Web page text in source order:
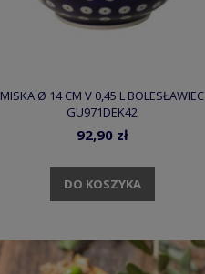
MISKA Ø 14 CM V 0,45 L BOLESŁAWIEC
GU971DEK42
92,90 zł
DO KOSZYKA